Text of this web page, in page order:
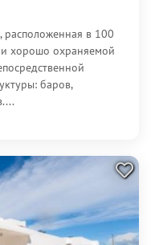
расположенная в 100
и хорошо охраняемой
баров,